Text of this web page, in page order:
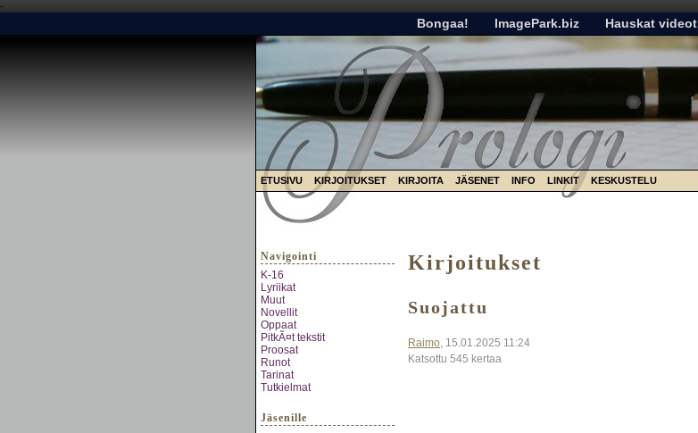
-
Bongaa! ImagePark.biz Hauskat videot
ETUSIVU KIRJOITUKSET KIRJOITA JÄSENET INFO LINKIT KESKUSTELU
Navigointi
K-16
Lyriikat
Muut
Novellit
Oppaat
PitkÃ¤t tekstit
Proosat
Runot
Tarinat
Tutkielmat
Jäsenille
Kirjoitukset
Suojattu
Raimo, 15.01.2025 11:24
Katsottu 545 kertaa